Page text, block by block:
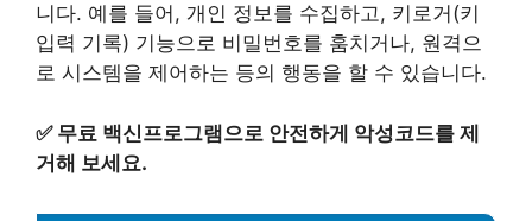
니다. 예를 들어, 개인 정보를 수집하고, 키로거(키
입력 기록) 기능으로 비밀번호를 훔치거나, 원격으
로 시스템을 제어하는 등의 행동을 할 수 있습니다.
✅ 무료 백신프로그램으로 안전하게 악성코드를 제
거해 보세요.